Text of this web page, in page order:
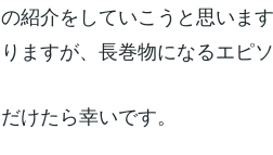
紹介をしていこうと思います
ますが、長巻物になるエピ
けたら幸いです。